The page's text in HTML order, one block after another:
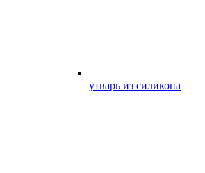
утварь из силикона